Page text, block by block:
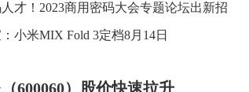
才！2023商用密码大会专题论坛出新招
小米MIX Fold 3定档8月14日
600060）股价快速拉升